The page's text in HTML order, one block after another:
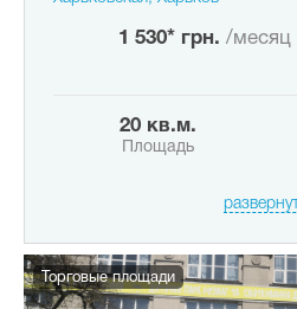
1 530* грн. /месяц
20 кв.м.
Площадь
Торговые площади